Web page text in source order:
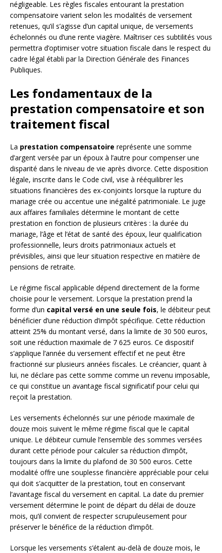
négligeable. Les règles fiscales entourant la prestation
compensatoire varient selon les modalités de versement
retenues, qu’il s’agisse d’un capital unique, de versements
échelonnés ou d’une rente viagère. Maîtriser ces subtilités vous
permettra d’optimiser votre situation fiscale dans le respect du
cadre légal établi par la Direction Générale des Finances
Publiques.
Les fondamentaux de la
prestation compensatoire et son
traitement fiscal
La prestation compensatoire représente une somme
d’argent versée par un époux à l’autre pour compenser une
disparité dans le niveau de vie après divorce. Cette disposition
légale, inscrite dans le Code civil, vise à rééquilibrer les
situations financières des ex-conjoints lorsque la rupture du
mariage crée ou accentue une inégalité patrimoniale. Le juge
aux affaires familiales détermine le montant de cette
prestation en fonction de plusieurs critères : la durée du
mariage, l’âge et l’état de santé des époux, leur qualification
professionnelle, leurs droits patrimoniaux actuels et
prévisibles, ainsi que leur situation respective en matière de
pensions de retraite.
Le régime fiscal applicable dépend directement de la forme
choisie pour le versement. Lorsque la prestation prend la
forme d’un capital versé en une seule fois, le débiteur peut
bénéficier d’une réduction d’impôt spécifique. Cette réduction
atteint 25% du montant versé, dans la limite de 30 500 euros,
soit une réduction maximale de 7 625 euros. Ce dispositif
s’applique l’année du versement effectif et ne peut être
fractionné sur plusieurs années fiscales. Le créancier, quant à
lui, ne déclare pas cette somme comme un revenu imposable,
ce qui constitue un avantage fiscal significatif pour celui qui
reçoit la prestation.
Les versements échelonnés sur une période maximale de
douze mois suivent le même régime fiscal que le capital
unique. Le débiteur cumule l’ensemble des sommes versées
durant cette période pour calculer sa réduction d’impôt,
toujours dans la limite du plafond de 30 500 euros. Cette
modalité offre une souplesse financière appréciable pour celui
qui doit s’acquitter de la prestation, tout en conservant
l’avantage fiscal du versement en capital. La date du premier
versement détermine le point de départ du délai de douze
mois, qu’il convient de respecter scrupuleusement pour
préserver le bénéfice de la réduction d’impôt.
Lorsque les versements s’étalent au-delà de douze mois, le